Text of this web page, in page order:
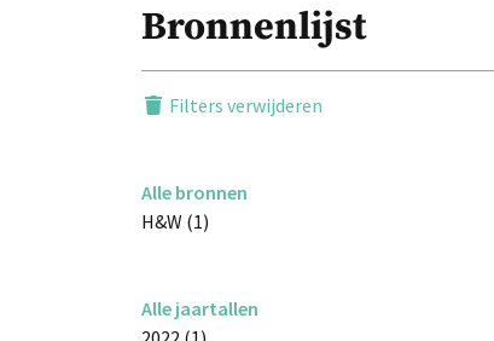
Bronnenlijst
Filters verwijderen
Alle bronnen
H&W (1)
Alle jaartallen